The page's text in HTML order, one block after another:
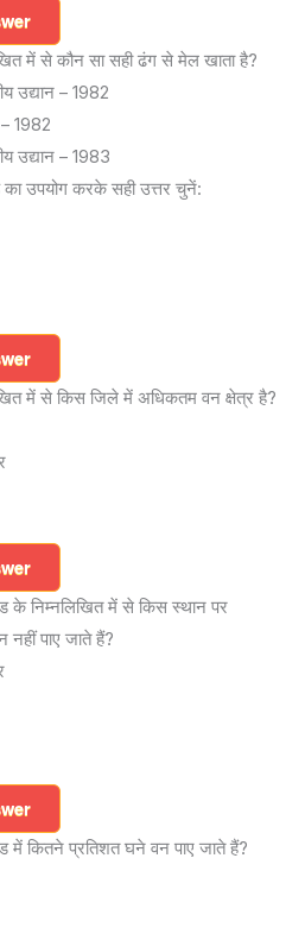
में से कौन सा सही ढंग से मेल खाता है?
उद्यान – 1982
1982
उद्यान – 1983
का उपयोग करके सही उत्तर चुनें:
में से किस जिले में अधिकतम वन क्षेत्र है?
के निम्नलिखित में से किस स्थान पर
पाए जाते हैं?
में कितने प्रतिशत घने वन पाए जाते हैं?